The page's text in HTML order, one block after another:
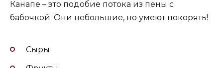
Канапе – это подобие потока из пены с
бабочкой. Они небольшие, но умеют покорять!
Сыры